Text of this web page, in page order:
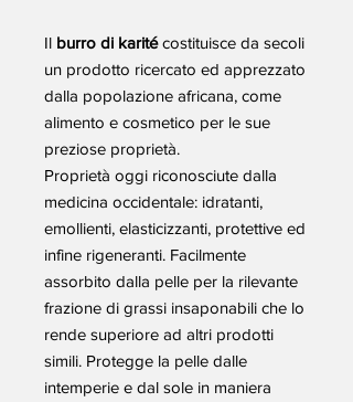
Il burro di karitécostituisce da secoli
un prodotto ricercato ed apprezzato
dalla popolazione africana, come
alimento e cosmetico per le sue
preziose proprietà.
Proprietà oggi riconosciute dalla
medicina occidentale: idratanti,
emollienti, elasticizzanti, protettive ed
infine rigeneranti. Facilmente
assorbito dalla pelle per la rilevante
frazione di grassi insaponabili che lo
rende superiore ad altri prodotti
simili. Protegge la pelle dalle
intemperie e dal sole in maniera